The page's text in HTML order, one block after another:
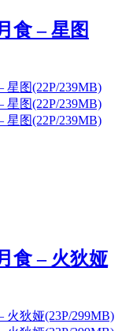
食 – 星图
食 – 火狄娅